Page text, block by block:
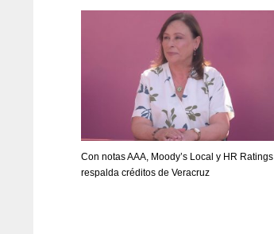
Con notas AAA, Moody’s Local y HR Ratings
respalda créditos de Veracruz